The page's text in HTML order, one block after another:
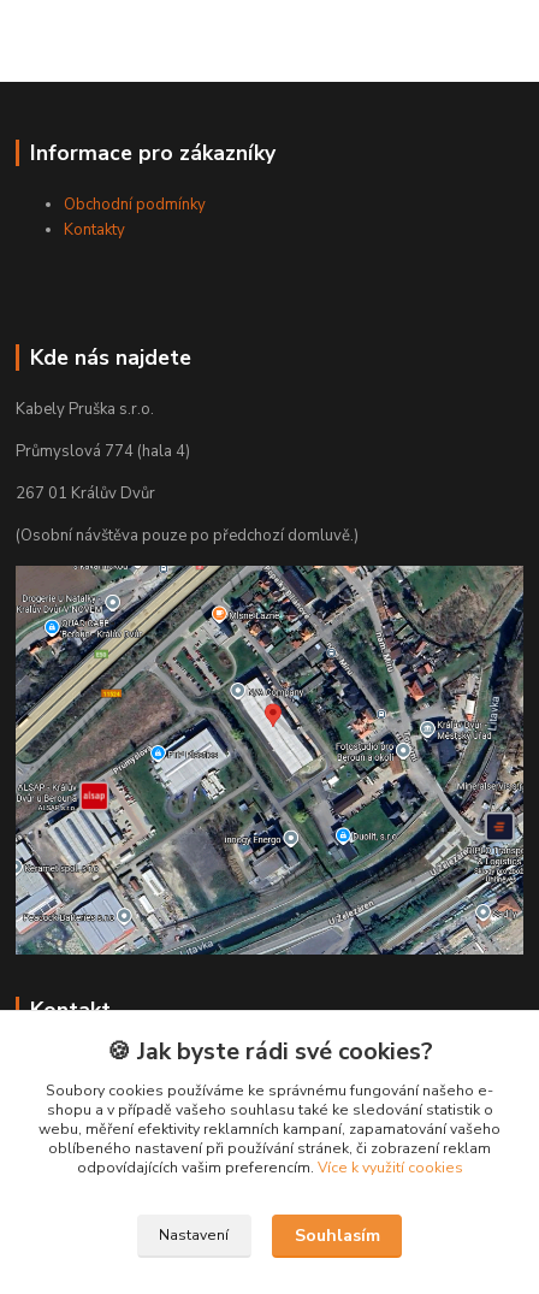
Informace pro zákazníky
Obchodní podmínky
Kontakty
Kde nás najdete
Kabely Pruška s.r.o.
Průmyslová 774 (hala 4)
267 01 Králův Dvůr
(Osobní návštěva pouze po předchozí domluvě.)
Kontakt
+420 731 147 113
(Po-Pá, 8-16 hod.)
info@pruska.cz
🍪 Jak byste rádi své cookies?
Soubory cookies používáme ke správnému fungování našeho e-
shopu a v případě vašeho souhlasu také ke sledování statistik o
webu, měření efektivity reklamních kampaní, zapamatování vašeho
oblíbeného nastavení při používání stránek, či zobrazení reklam
odpovídajících vašim preferencím. Více k využití cookies
Nastavení Souhlasím